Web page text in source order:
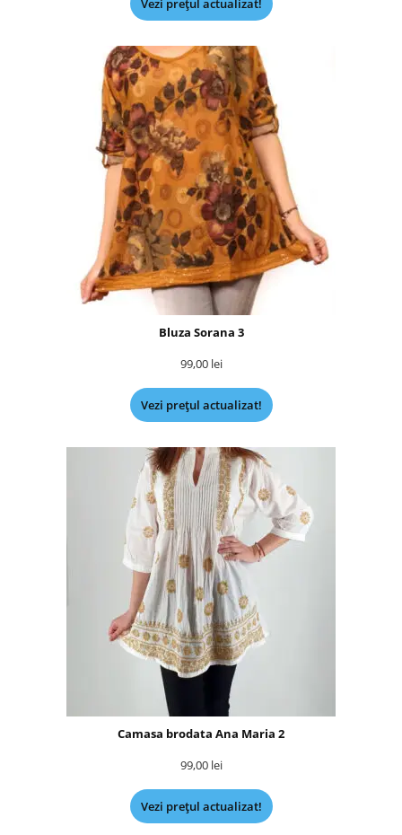
Vezi prețul actualizat!
Bluza Sorana 3
99,00 lei
Vezi prețul actualizat!
Camasa brodata Ana Maria 2
99,00 lei
Vezi prețul actualizat!